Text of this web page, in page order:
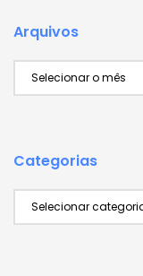
Arquivos
Categorias